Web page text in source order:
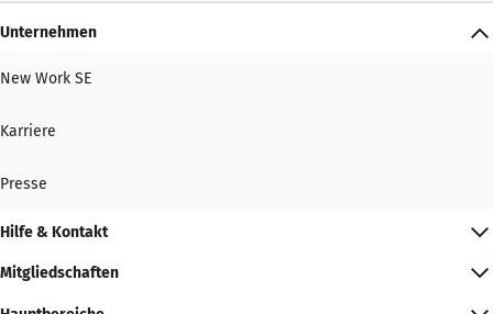
Unternehmen
New Work SE
Karriere
Presse
Hilfe & Kontakt
Mitgliedschaften